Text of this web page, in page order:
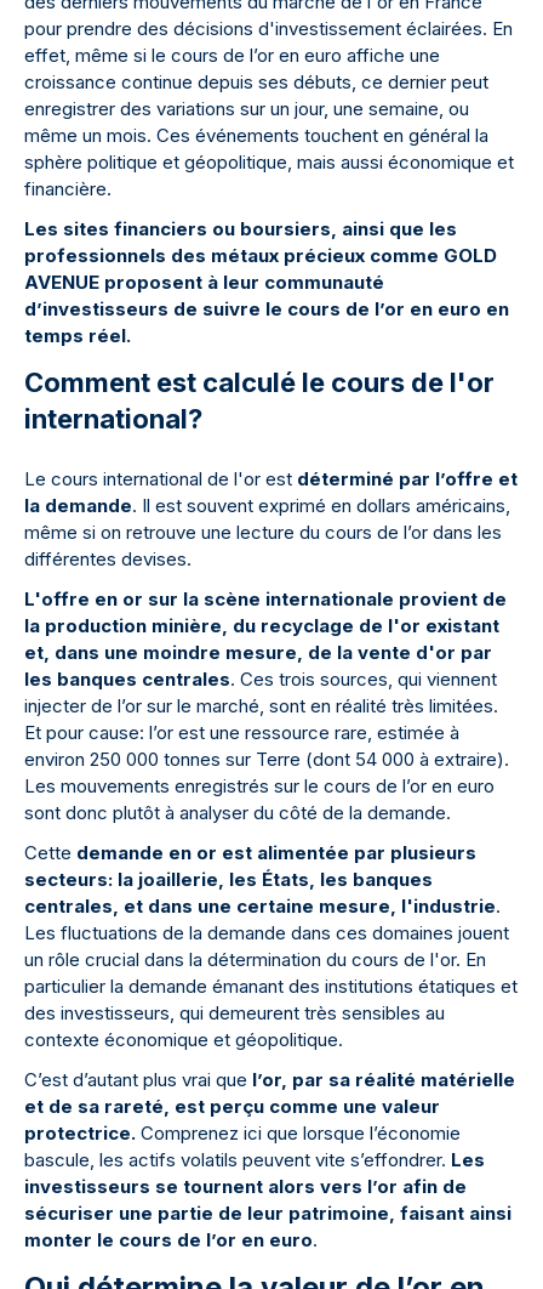
pour prendre des décisions d'investissement éclairées. En
effet, même si le cours de l’or en euro affiche une
croissance continue depuis ses débuts, ce dernier peut
enregistrer des variations sur un jour, une semaine, ou
même un mois. Ces événements touchent en général la
sphère politique et géopolitique, mais aussi économique et
financière.
Les sites financiers ou boursiers, ainsi que les
professionnels des métaux précieux comme GOLD
AVENUE proposent à leur communauté
d’investisseurs de suivre le cours de l’or en euro en
temps réel.
Comment est calculé le cours de l'or
international?
Le cours international de l'or est déterminé par l’offre et
la demande. Il est souvent exprimé en dollars américains,
même si on retrouve une lecture du cours de l’or dans les
différentes devises.
L'offre en or sur la scène internationale provient de
la production minière, du recyclage de l'or existant
et, dans une moindre mesure, de la vente d'or par
les banques centrales. Ces trois sources, qui viennent
injecter de l’or sur le marché, sont en réalité très limitées.
Et pour cause: l’or est une ressource rare, estimée à
environ 250 000 tonnes sur Terre (dont 54 000 à extraire).
Les mouvements enregistrés sur le cours de l’or en euro
sont donc plutôt à analyser du côté de la demande.
Cette demande en or est alimentée par plusieurs
secteurs: la joaillerie, les États, les banques
centrales, et dans une certaine mesure, l'industrie.
Les fluctuations de la demande dans ces domaines jouent
un rôle crucial dans la détermination du cours de l'or. En
particulier la demande émanant des institutions étatiques et
des investisseurs, qui demeurent très sensibles au
contexte économique et géopolitique.
C’est d’autant plus vrai que l’or, par sa réalité matérielle
et de sa rareté, est perçu comme une valeur
protectrice. Comprenez ici que lorsque l’économie
bascule, les actifs volatils peuvent vite s’effondrer. Les
investisseurs se tournent alors vers l’or afin de
sécuriser une partie de leur patrimoine, faisant ainsi
monter le cours de l’or en euro.